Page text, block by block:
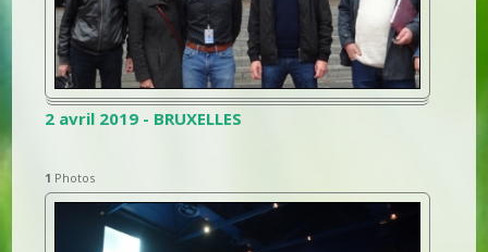
2 avril 2019 - BRUXELLES
1 Photos